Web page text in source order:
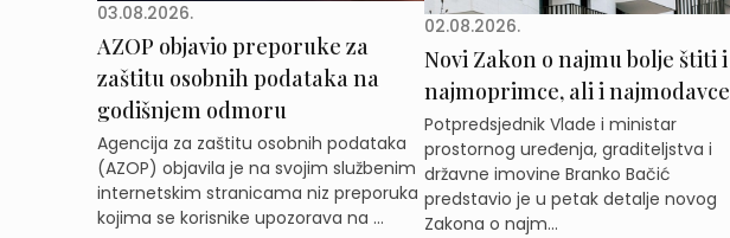
03.08.2026.
AZOP objavio preporuke za
zaštitu osobnih podataka na
godišnjem odmoru
Agencija za zaštitu osobnih podataka
(AZOP) objavila je na svojim službenim
internetskim stranicama niz preporuka
kojima se korisnike upozorava na ...
02.08.2026.
Novi Zakon o najmu bolje štiti i
najmoprimce, ali i najmodavce
Potpredsjednik Vlade i ministar
prostornog uređenja, graditeljstva i
državne imovine Branko Bačić
predstavio je u petak detalje novog
Zakona o najm...